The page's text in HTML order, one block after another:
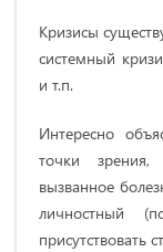
Кризисы
системный
и т.п.
Интересно
точки зрения,
вызванное
личностный
присутствовать